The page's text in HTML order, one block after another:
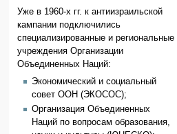
Уже в 1960-х гг. к антиизраильской
кампании подключились
специализированные и региональные
учреждения Организации
Объединенных Наций:
Экономический и социальный
совет ООН (ЭКОСОС);
Организация Объединенных
Наций по вопросам образования,